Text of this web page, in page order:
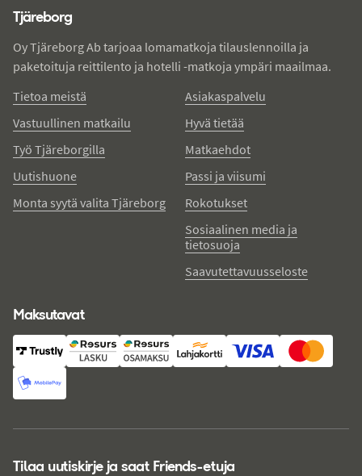
Tjäreborg
Oy Tjäreborg Ab tarjoaa lomamatkoja tilauslennoilla ja
paketoituja reittilento ja hotelli -matkoja ympäri maailmaa.
Tietoa meistä
Vastuullinen matkailu
Työ Tjäreborgilla
Uutishuone
Monta syytä valita Tjäreborg
Asiakaspalvelu
Hyvä tietää
Matkaehdot
Passi ja viisumi
Rokotukset
Sosiaalinen media ja
tietosuoja
Saavutettavuusseloste
Maksutavat
Tilaa uutiskirje ja saat Friends-etuja